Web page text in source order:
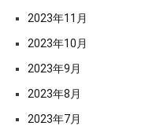
2023年11月
2023年10月
2023年9月
2023年8月
2023年7月